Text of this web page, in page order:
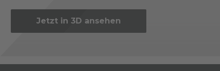
Jetzt in 3D ansehen